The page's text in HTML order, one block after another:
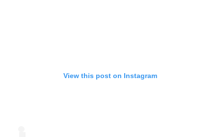
View this post on Instagram